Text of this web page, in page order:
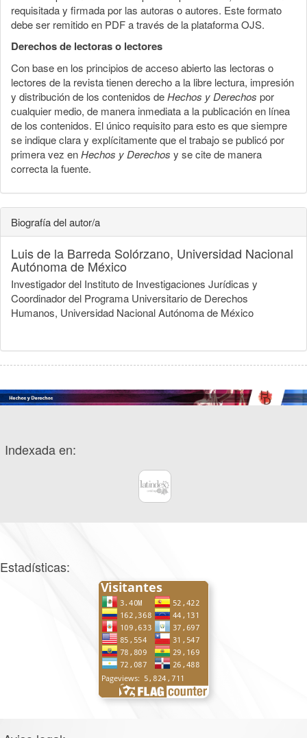
requisitada y firmada por las autoras o autores. Este formato
debe ser remitido en PDF a través de la plataforma OJS.
Derechos de lectoras o lectores
Con base en los principios de acceso abierto las lectoras o
lectores de la revista tienen derecho a la libre lectura, impresión
y distribución de los contenidos deHechos y Derechos por
cualquier medio, de manera inmediata a la publicación en línea
de los contenidos. El único requisito para esto es que siempre
se indique clara y explícitamente que el trabajo se publicó por
primera vez enHechos y Derechos y se cite de manera
correcta la fuente.
Biografía del autor/a
Luis de la Barreda Solórzano, Universidad Nacional
Autónoma de México
Investigador del Instituto de Investigaciones Jurídicas y
Coordinador del Programa Universitario de Derechos
Humanos, Universidad Nacional Autónoma de México
Indexada en:
Estadísticas: